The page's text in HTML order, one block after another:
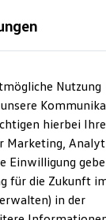
Nutzung
hierbei Ihre
Marketing,
Einwilligung
für die Zukunft
in der